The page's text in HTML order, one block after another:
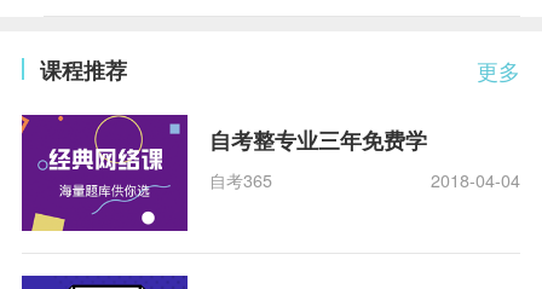
更多
课程推荐
自考整专业三年免费学
自考365 2018-04-04